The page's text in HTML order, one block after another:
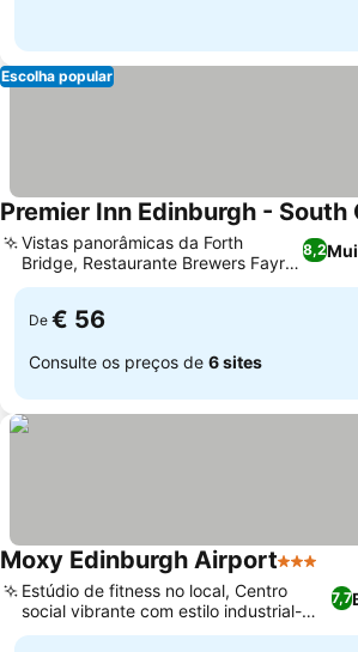
Escolha popular
Premier Inn Edinburgh -
8,2
Vistas panorâmicas da Forth
Bridge, Restaurante Brewers Fayre
no local
De € 56
Consulte os preços de 6 sites
Moxy Edinburgh Airport3 Estrelas
7,7
Estúdio de fitness no local, Centro
social vibrante com estilo industrial-
chique